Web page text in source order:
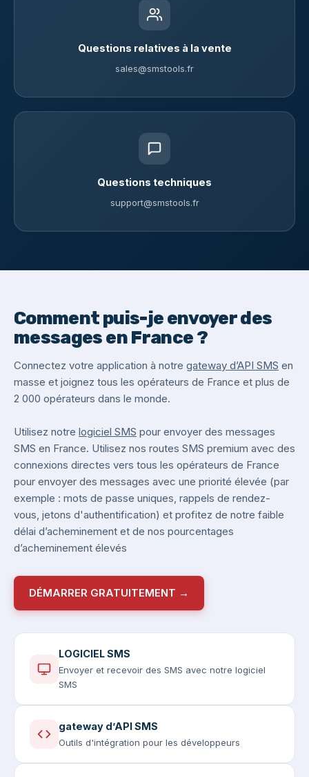
Questions relatives à la vente
sales@smstools.fr
Questions techniques
support@smstools.fr
Comment puis-je envoyer des
messages en France ?
Connectez votre application à notre gateway d’API SMS en
masse et joignez tous les opérateurs de France et plus de
2 000 opérateurs dans le monde.
Utilisez notre logiciel SMS pour envoyer des messages
SMS en France. Utilisez nos routes SMS premium avec des
connexions directes vers tous les opérateurs de France
pour envoyer des messages avec une priorité élevée (par
exemple : mots de passe uniques, rappels de rendez-
vous, jetons d'authentification) et profitez de notre faible
délai d’acheminement et de nos pourcentages
d’acheminement élevés
DÉMARRER GRATUITEMENT →
LOGICIEL SMS
Envoyer et recevoir des SMS avec notre logiciel
SMS
gateway d’API SMS
Outils d'intégration pour les développeurs